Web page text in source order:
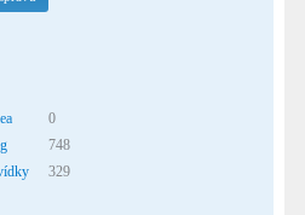
0
748
329